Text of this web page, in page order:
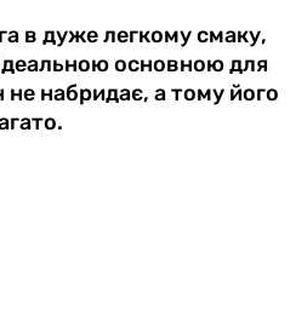
в дуже легкому смаку,
основною для
не набридає, а тому його